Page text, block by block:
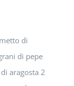
di
di pepe
aragosta 2